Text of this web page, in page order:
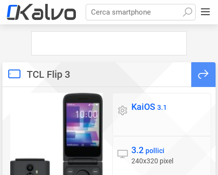
Cerca smartphone
TCL Flip 3
Sistema operativo
KaiOS 3.1
Display
3.2 pollici
240x320 pixel